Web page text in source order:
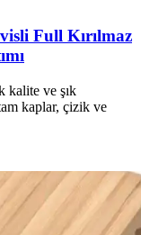
Full Kırılmaz
kalite ve şık
kaplar, çizik ve